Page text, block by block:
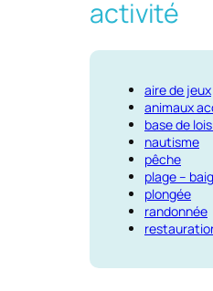
activité
aire de jeux
animaux
base de
nautisme
pêche
plage –
plongée
randonnée